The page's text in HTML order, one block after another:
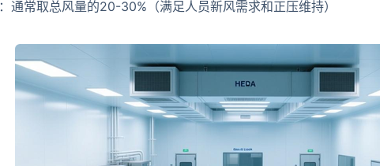
：通常取总风量的20-30%（满足人员新风需求和正压维持）